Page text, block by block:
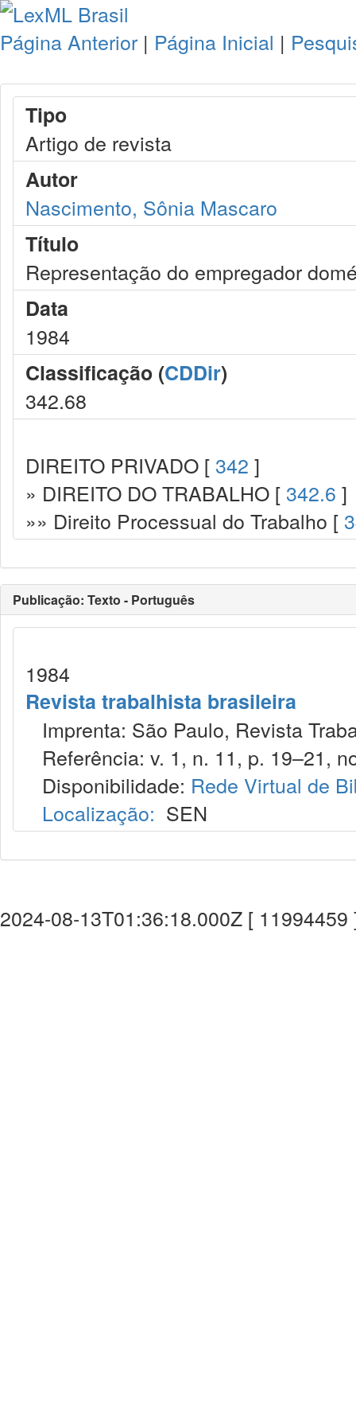
Página Anterior | Página Inicial |
Tipo
Artigo de revista
Autor
Nascimento, Sônia Mascaro
Título
Representação do empregador
Data
1984
Classificação (CDDir)
342.68
DIREITO PRIVADO [ 342 ]
» DIREITO DO TRABALHO [ 342.6 ]
»» Direito Processual do Trabalho [
Publicação: Texto - Português
1984
Revista trabalhista brasileira
Imprenta: São Paulo, Revista
Referência: v. 1, n. 11, p. 19–21,
Disponibilidade: Rede Virtual de
Localização: SEN
2024-08-13T01:36:18.000Z [ 11994459